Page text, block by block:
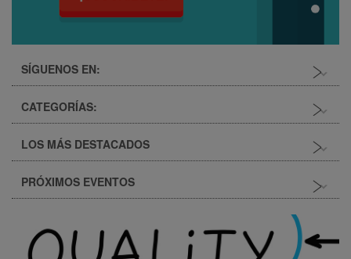
SÍGUENOS EN:
CATEGORÍAS:
Seguridad
Medio ambiente
LOS MÁS DESTACADOS
¿En qué consiste la Identificación
de Peligros y Evaluación de
24/04/2015
PRÓXIMOS EVENTOS
NOVIEMBRE